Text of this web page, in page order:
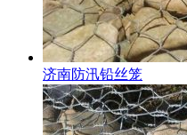
济南防汛铅丝笼